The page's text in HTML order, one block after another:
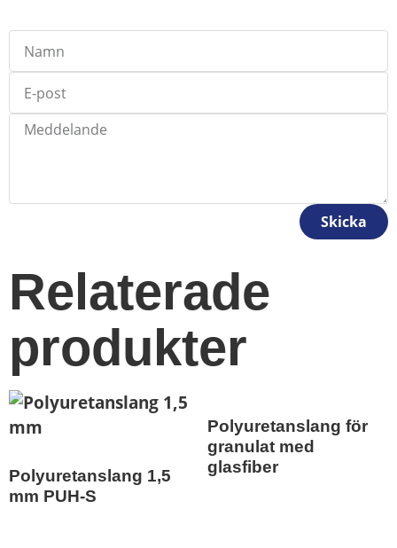
Skicka
Relaterade
produkter
Polyuretanslang 1,5
mm PUH-S
Polyuretanslang för
granulat med
glasfiber